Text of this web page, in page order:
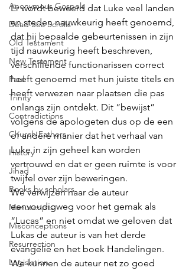
Anonymous Gospels
Dead Sea Scrolls
Old Testament
New Testament
Paul
Trinity
Contradictions
Church Fathers
History
Jihad
Books by scholars
Manuscripts
Misconceptions
Resurrection
Legislation
Er wordt beweerd dat Luke veel landen
en steden nauwkeurig heeft genoemd,
dat hij bepaalde gebeurtenissen in zijn
tijd nauwkeurig heeft beschreven,
verschillende functionarissen correct
heeft genoemd met hun juiste titels en
heeft verwezen naar plaatsen die pas
onlangs zijn ontdekt. Dit “bewijst”
volgens de apologeten dus op de een
of andere manier dat het verhaal van
Luke in zijn geheel kan worden
vertrouwd en dat er geen ruimte is voor
twijfel over zijn beweringen.
We verwijzen naar de auteur
eenvoudigweg voor het gemak als
“Lucas” en niet omdat we geloven dat
Lukas de auteur is van het derde
evangelie en het boek Handelingen.
We kunnen de auteur net zo goed